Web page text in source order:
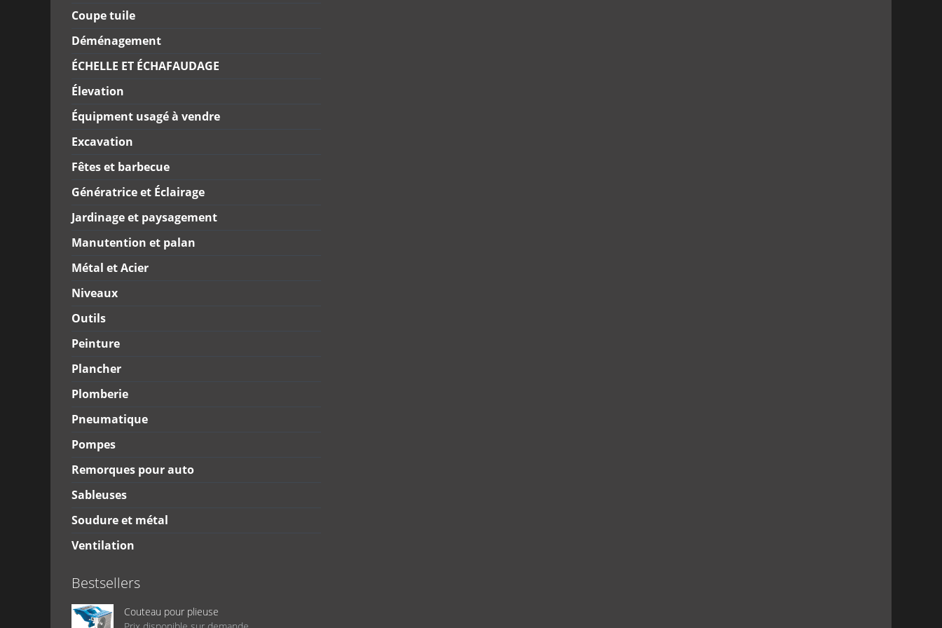
Coupe tuile
Déménagement
ÉCHELLE ET ÉCHAFAUDAGE
Élevation
Équipment usagé à vendre
Excavation
Fêtes et barbecue
Génératrice et Éclairage
Jardinage et paysagement
Manutention et palan
Métal et Acier
Niveaux
Outils
Peinture
Plancher
Plomberie
Pneumatique
Pompes
Remorques pour auto
Sableuses
Soudure et métal
Ventilation
Bestsellers
Couteau pour plieuse